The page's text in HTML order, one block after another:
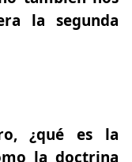
la segunda
¿qué es la
la doctrina